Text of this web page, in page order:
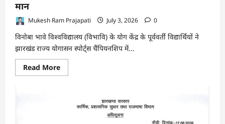
मान
Mukesh Ram Prajapati July 3, 2026 0
विनोबा भावे विश्वविद्यालय (विभावि) के योग केंद्र के पूर्ववर्ती विद्यार्थियों ने
झारखंड राज्य योगासन स्पोर्ट्स चैंपियनशिप में...
Read MoreRead
more
विद्यार्थियों